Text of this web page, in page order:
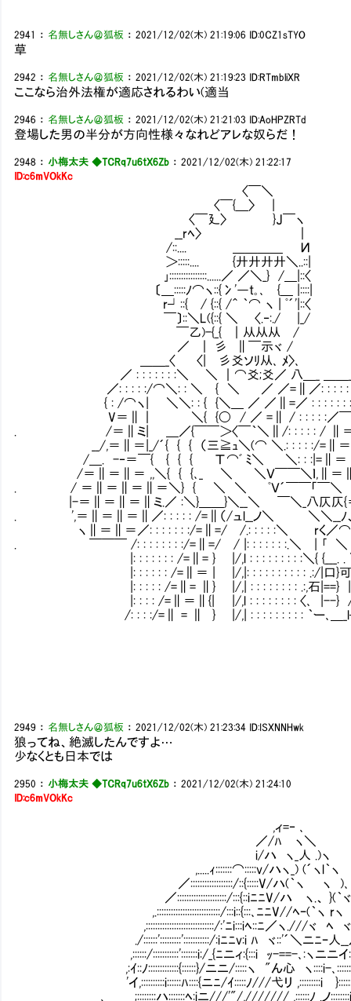
2941 ： 名無しさん＠狐板 ：2021/12/02(木) 21:19:06 ID:0CZ1sTYO
草
2942 ： 名無しさん＠狐板 ：2021/12/02(木) 21:19:23 ID:RTmbliXR
ここなら治外法権が適応されるわい(適当
2946 ： 名無しさん＠狐板 ：2021/12/02(木) 21:21:03 ID:AoHPZRTd
登場した男の半分が方向性様々なれどアレな奴らだ！
2948 ： 小梅太夫 ◆TCRq7u6tX6Zb ：2021/12/02(木) 21:22:17
ID:c6mVOkKc
〈￣＼
〈￣{＿〉 |
〈￣廴〉 }J￣ヽ
__rﾍ〉 ｜
/::.... ＿＿＿＿ И
＞:::::.... {廾廾廾廾＼..::|
｣::::::::::::::::......／ ／＼_} /＿|::〈
〔＿:::::ﾉ⌒ヽ::{冫'―t｡､ {＿ |::::|
r┘::{ / {::{ /＾ ｀⌒ ヽ | ﾟ´'|::〈
￣〕::＼L({::{ ＼ 〈.‐:./ |_/ それは困る。
￣乙)-{_{ ｜从从从 /
／ ｜ 彡 ∥￣示ヾ / 豚箱に入れら
＿＿_〈 〈| 彡爻ソﾘ从､ ﾒ〉､
／ : : : : : : :＼ ＼ ｜⌒爻;爻／ 八＿_ ＿＿
／: : : : :/⌒＼: : ＼ { ＼ ／ ／=∥／: : : : : :
{ : /⌒ヽ| ＼＼: : { {＼＿ ／ ／∥=／ : : : : : : :
V＝∥｜ ＼{ {〇 / ／ =∥ / : : : : :／￣￣
. /＝∥ミ| ＿／{￣￣＞〈￣｀＼∥/: : : : : / ∥
__/,＝∥＝|_/´{ { { （三≧ｭ＼(⌒ ＼.: : : : :/=∥＝
/＿. -‐＝￣{ { { { Τ⌒ﾞ ﾐ＼ ＼: : :|=∥＝∥
/＝∥＝∥＝ ,,＼{ { {､_ ＼ ＼Ｖ￣￣＼ｌ,∥＝
. / ＝∥＝∥＝∥＝＼} { ＼ ＼ ﾟＶ´￣￣「￣＼
|-＝∥＝∥＝∥ミ.／ :＼}＿＿}＼__＼ ￣＼_八仄仄{
. ',＝∥＝∥＝∥／: : : : : /=∥（/ュl__ノ＼ ＼＼__ﾉ
ヽ∥＝∥＝／: : : : : : :/=∥=/ /.: : : : :＼ rく／⌒
. ￣￣￣ /: : : : : : : :/=∥=/ / |: : : : : : :.＼ | ｢
|: : : : : : : /=∥= } |/,l : : : : : : : : :＼{ {___. .
|: : : : : : /=∥＝ | |/,|: : : : : : : : : : .:/|口}
|: : : : : /=∥= ∥} |/,| : : : : : : : : .:,石|==}
|: : : : /=∥＝∥{| |/,l : : : : : : : : 〈､ |--} /
/: : : :/=∥ = ∥ } |/,| : : : : : : : : : ｀ー､
2949 ： 名無しさん＠狐板 ：2021/12/02(木) 21:23:34 ID:ISXNNHwk
狼ってね、絶滅したんですよ…
少なくとも日本では
2950 ： 小梅太夫 ◆TCRq7u6tX6Zb ：2021/12/02(木) 21:24:10
ID:c6mVOkKc
,ィ=‐ ､
／/ﾊ ヽ＼
i/ハ ヽ_人 .)ヽ
,.....ｨ:::::::⌒:::::v/ハヽ_) (´ヽl｀ヽ
／::::::::::::::::::/::{:::::V/ハ(｀ヽ ヽ )､
／:::::::::::::::::::::/:::{::iﾆﾆV/ハ ヽ.、 }(｀
,.:::::::::::::::::::::::::::/:::i::{:::､ﾆﾆV//ﾍｰ(｀ヽ rヽ
,:::::::::::::::::::::::::::::/:'ﾆi:::iﾍ::ﾆ／ヽ.///ヾ ﾍ
./::::::':::::::::':::::::::::/:iﾆﾆv:i ﾊ ヾ::'´＼ニﾆｰ人__
,::::::/:::::::::::':::::::i:/_{ﾆニィ:{:::i ｯ-==-､:ヽニニイ
,:ｲ::ﾉ:::::::::::::{::::::}/ニニ/:::::ヽ "ん心 ヽ::::i-､:::::::}:ﾊ
'イ,::::::::::i::::::ﾊ::::{ニﾆ/ｲ:::::ﾉ///弋リ ,:::::::::i
､ _ ;::::::::ハ:::::::ﾍ:iニ///'"/,/////// ,::::::ﾉ .ノ::::::::i/ｨ >